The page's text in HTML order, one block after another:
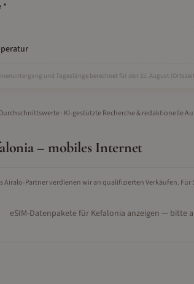
*
und Tageslänge berechnet für den 15. August
· KI-gestützte Recherche & redaktionelle
– mobiles Internet
Airalo-Partner verdienen wir an qualifizierten Verkäufen. Für
eSIM-Datenpakete für Kefalonia anzeigen — bitte